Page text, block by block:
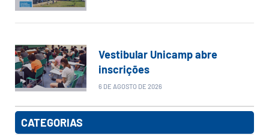
Vestibular Unicamp abre
inscrições
6 DE AGOSTO DE 2026
CATEGORIAS